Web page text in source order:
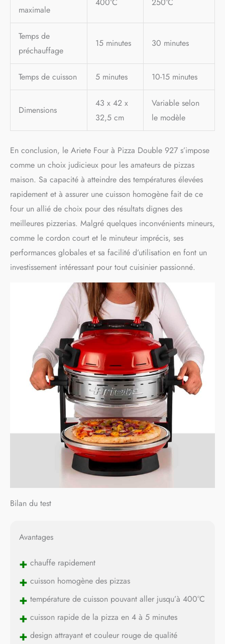
maximale
Temps de
préchauffage
15 minutes 30 minutes
Temps de cuisson 5 minutes 10-15 minutes
Dimensions
43 x 42 x
32,5 cm
Variable selon
le modèle
En conclusion, le Ariete Four à Pizza Double 927 s’impose
comme un choix judicieux pour les amateurs de pizzas
maison. Sa capacité à atteindre des températures élevées
rapidement et à assurer une cuisson homogène fait de ce
four un allié de choix pour des résultats dignes des
meilleures pizzerias. Malgré quelques inconvénients mineurs,
comme le cordon court et le minuteur imprécis, ses
performances globales et sa facilité d’utilisation en font un
investissement intéressant pour tout cuisinier passionné.
Bilan du test
Avantages
+ chauffe rapidement
+ cuisson homogène des pizzas
+ température de cuisson pouvant aller jusqu’à 400°C
+ cuisson rapide de la pizza en 4 à 5 minutes
+ design attrayant et couleur rouge de qualité